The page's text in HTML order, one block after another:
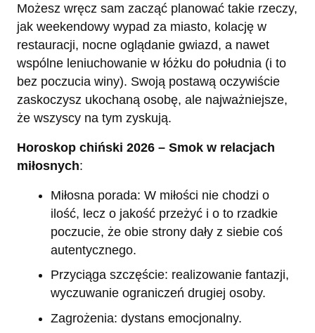
Możesz wręcz sam zacząć planować takie rzeczy,
jak weekendowy wypad za miasto, kolację w
restauracji, nocne oglądanie gwiazd, a nawet
wspólne leniuchowanie w łóżku do południa (i to
bez poczucia winy). Swoją postawą oczywiście
zaskoczysz ukochaną osobę, ale najważniejsze,
że wszyscy na tym zyskują.
Horoskop chiński 2026 – Smok w relacjach
miłosnych:
Miłosna porada: W miłości nie chodzi o
ilość, lecz o jakość przeżyć i o to rzadkie
poczucie, że obie strony dały z siebie coś
autentycznego.
Przyciąga szczęście: realizowanie fantazji,
wyczuwanie ograniczeń drugiej osoby.
Zagrożenia: dystans emocjonalny.